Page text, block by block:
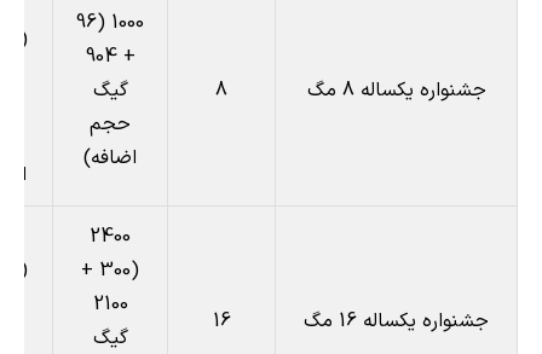
جشنواره یکساله 8 مگ 8
1000 (96
+ 904
گیگ
حجم
اضافه)
جشنواره یکساله 16 مگ 16
2400
(300 +
2100
گیگ